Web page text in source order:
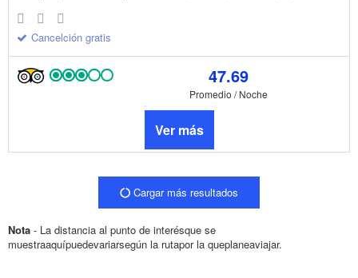
Cancelción gratis
47.69
Promedio / Noche
Ver más
Cargar más resultados
Nota - La distancia al punto de interésque se
muestraaquípuedevariarsegún la rutapor la queplaneaviajar.